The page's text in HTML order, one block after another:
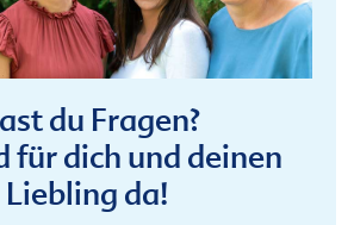
du Fragen?
für dich und deinen
Liebling da!